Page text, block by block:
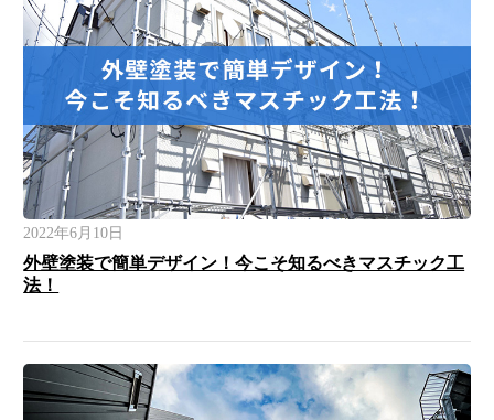
2022年6月10日
外壁塗装で簡単デザイン！今こそ知るべきマスチック工
法！